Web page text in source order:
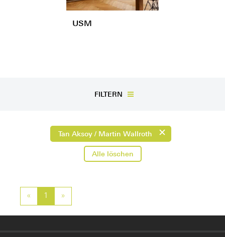
USM
FILTERN
Tan Aksoy / Martin Wallroth
Alle löschen
« Previous
1 »